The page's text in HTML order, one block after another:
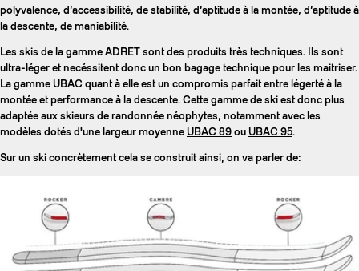
polyvalence, d’accessibilité, de stabilité, d’aptitude à la montée, d’aptitude à
la descente, de maniabilité.
Les skis de la gamme ADRET sont des produits très techniques. Ils sont
ultra-léger et necéssitent donc un bon bagage technique pour les maitriser.
La gamme UBAC quant à elle est un compromis parfait entre légerté à la
montée et performance à la descente. Cette gamme de ski est donc plus
adaptée aux skieurs de randonnée néophytes, notamment avec les
modèles dotés d'une largeur moyenne UBAC 89 ou UBAC 95.
Sur un ski concrètement cela se construit ainsi, on va parler de: